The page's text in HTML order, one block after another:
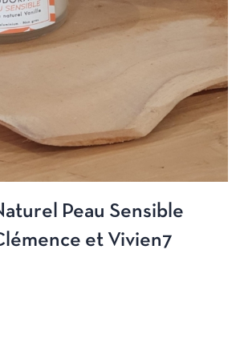
Peau Sensible
et Vivien7